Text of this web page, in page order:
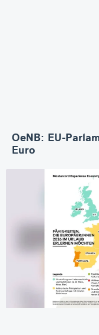
OeNB: EU-
Euro